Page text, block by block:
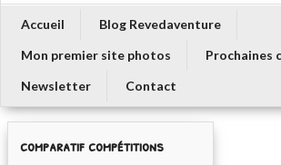
Accueil
Blog Revedaventure
Mon premier site photos
Prochaines
Newsletter
Contact
comparatif compétitions